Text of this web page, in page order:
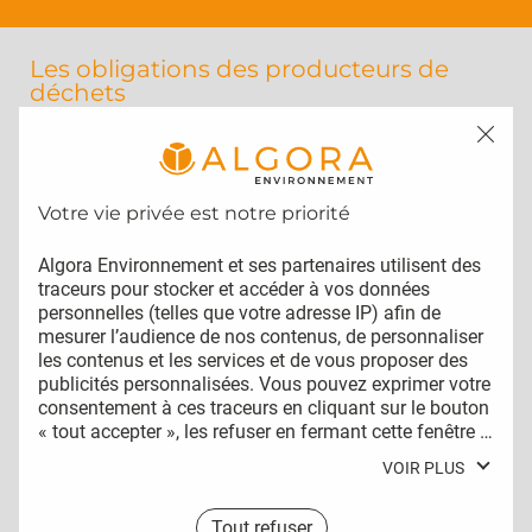
Algora Environnement et ses partenaires utilisent des
traceurs pour stocker et accéder à vos données
personnelles (telles que votre adresse IP) afin de
mesurer l’audience de nos contenus, de personnaliser
les contenus et les services et de vous proposer des
publicités personnalisées. Vous pouvez exprimer votre
consentement à ces traceurs en cliquant sur le bouton
« tout accepter », les refuser en fermant cette fenêtre à
l’aide de la croix « continuer sans accepter », ou vous
informer sur le détail de chaque finalité et exprimer
votre choix pour chacune d’entre elles en cliquant sur «
paramétrer ». En cliquant sur « tout accepter », vous
VOIR PLUS
Les obligations des producteurs de
déchets
Tout producteur ou détenteur de
déchets est tenu d’en assurer ou d’en
à la réglementation. Il est responsable
jusqu’à leur élimination ou valorisation
finale , même lorsque le déchet est
transféré à des fins de traitement à un
tiers (article L541-2).
Les producteurs de déchets doivent donc
veiller à choisir des filières conformes à
la réglementation et s’assurer de la
valorisation.